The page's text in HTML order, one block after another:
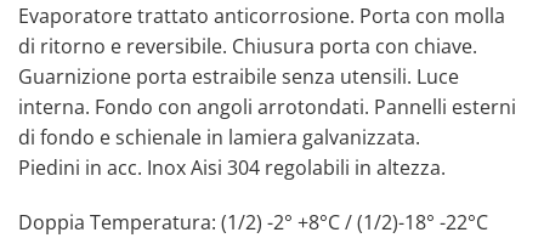
Evaporatore trattato anticorrosione. Porta con molla
di ritorno e reversibile. Chiusura porta con chiave.
Guarnizione porta estraibile senza utensili. Luce
interna. Fondo con angoli arrotondati. Pannelli esterni
di fondo e schienale in lamiera galvanizzata.
Piedini in acc. Inox Aisi 304 regolabili in altezza.
Doppia Temperatura: (1/2) -2° +8°C / (1/2)-18° -22°C